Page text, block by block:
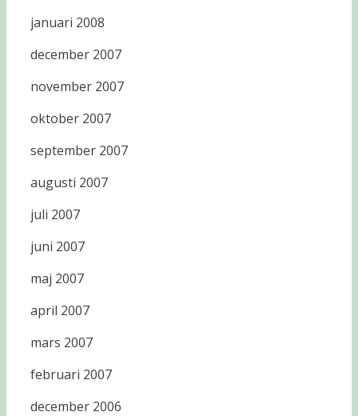
januari 2008
december 2007
november 2007
oktober 2007
september 2007
augusti 2007
juli 2007
juni 2007
maj 2007
april 2007
mars 2007
februari 2007
december 2006